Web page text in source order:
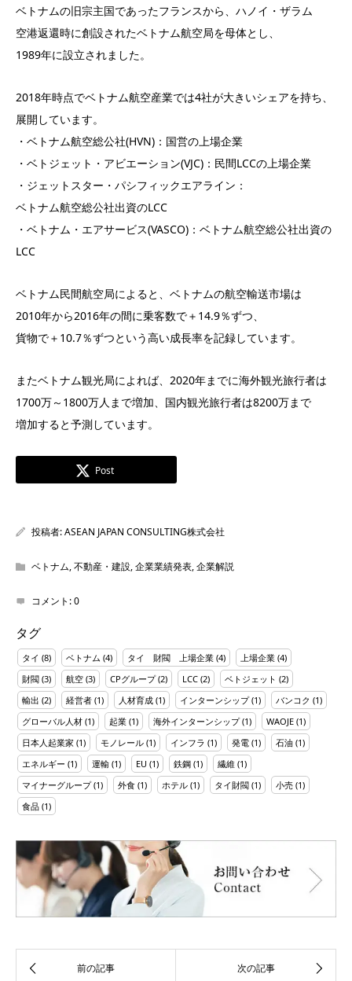
ベトナムの旧宗主国であったフランスから、ハノイ・ザラム
空港返還時に創設されたベトナム航空局を母体とし、
1989年に設立されました。
2018年時点でベトナム航空産業では4社が大きいシェアを持ち、
展開しています。
・ベトナム航空総公社(HVN)：国営の上場企業
・ベトジェット・アビエーション(VJC)：民間LCCの上場企業
・ジェットスター・パシフィックエアライン：
ベトナム航空総公社出資のLCC
・ベトナム・エアサービス(VASCO)：ベトナム航空総公社出資の
LCC
ベトナム民間航空局によると、ベトナムの航空輸送市場は
2010年から2016年の間に乗客数で＋14.9％ずつ、
貨物で＋10.7％ずつという高い成長率を記録しています。
またベトナム観光局によれば、2020年までに海外観光旅行者は
1700万～1800万人まで増加、国内観光旅行者は8200万まで
増加すると予測しています。
Post
投稿者:ASEAN JAPAN CONSULTING株式会社
ベトナム,不動産・建設,企業業績発表,企業解説
コメント:0
タグ
タイ (8) ベトナム (4) タイ 財閥 上場企業 (4) 上場企業 (4)
財閥 (3) 航空 (3) CPグループ(2) LCC (2) ベトジェット (2)
輸出 (2) 経営者 (1) 人材育成 (1) インターンシップ(1) バンコク (1)
グローバル人材 (1) 起業 (1) 海外インターンシップ(1) WAOJE (1)
日本人起業家 (1) モノレール (1) インフラ (1) 発電 (1) 石油 (1)
エネルギー (1) 運輸 (1) EU (1) 鉄鋼 (1) 繊維 (1)
マイナーグループ(1) 外食 (1) ホテル (1) タイ財閥 (1) 小売 (1)
食品 (1)